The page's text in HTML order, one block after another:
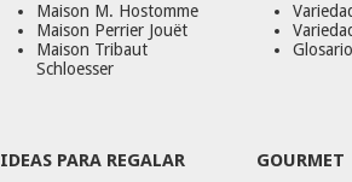
Maison M. Hostomme
Maison Perrier Jouët
Maison Tribaut
Schloesser
Glosario
IDEAS PARA REGALAR GOURMET